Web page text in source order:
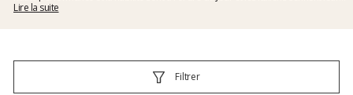
promesses avec cette nouvelle collection!
Lire la suite
Filtrer